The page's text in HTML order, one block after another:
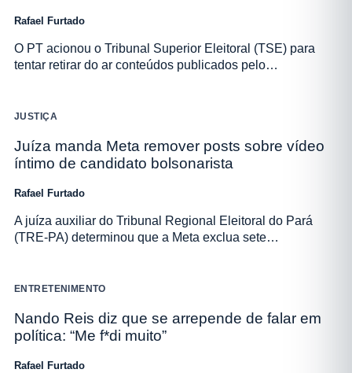
Rafael Furtado
O PT acionou o Tribunal Superior Eleitoral (TSE) para
tentar retirar do ar conteúdos publicados pelo…
JUSTIÇA
Juíza manda Meta remover posts sobre vídeo
íntimo de candidato bolsonarista
Rafael Furtado
A juíza auxiliar do Tribunal Regional Eleitoral do Pará
(TRE-PA) determinou que a Meta exclua sete…
ENTRETENIMENTO
Nando Reis diz que se arrepende de falar em
política: “Me f*di muito”
Rafael Furtado